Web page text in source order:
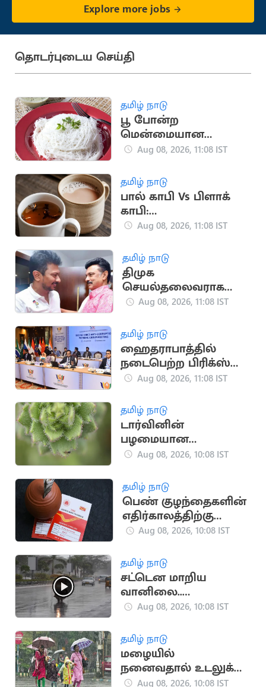
Explore more jobs
தொடர்புடைய செய்தி
தமிழ் நாடு
பூ போன்ற
மென்மையான
இடியாப்பம் செய்ய
Aug 08, 2026, 11:08 IST
தமிழ் நாடு
பால் காபி Vs பிளாக்
காபி:
ஆரோக்கியத்திற்கு
Aug 08, 2026, 11:08 IST
தமிழ் நாடு
திமுக
செயல்தலைவராக
உதயநிதி? விரைவில்
Aug 08, 2026, 11:08 IST
தமிழ் நாடு
ஹைதராபாத்தில்
நடைபெற்ற பிரிக்ஸ்
அமைப்பின் ஊழல்
Aug 08, 2026, 11:08 IST
தமிழ் நாடு
டார்வினின்
பழமையான
கணிப்பை
அறிவியல் ஆய்வு
Aug 08, 2026, 10:08 IST
தமிழ் நாடு
பெண் குழந்தைகளின்
எதிர்காலத்திற்கு
போஸ்ட் ஆபீஸின்
Aug 08, 2026, 10:08 IST
தமிழ் நாடு
சட்டென மாறிய
வானிலை..
சென்னையில் மழை!
Aug 08, 2026, 10:08 IST
தமிழ் நாடு
மழையில்
நனைவதால் உடலுக்கு
ஏற்படும் பாதிப்புகள்
Aug 08, 2026, 10:08 IST